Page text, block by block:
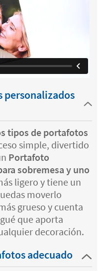
personalizados
tipos de portafotos
simple, divertido
Portafoto
sobremesa y uno
ligero y tiene un
moverlo
grueso y cuenta
que aporta
decoración.
adecuado